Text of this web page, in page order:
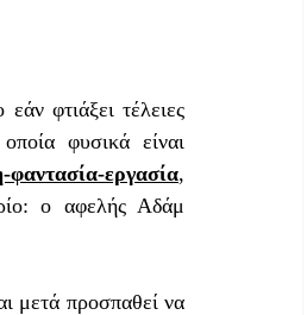
φτιάξει τέλειες
φυσικά είναι
εργασία,
ο αφελής Αδάμ
μετά προσπαθεί να